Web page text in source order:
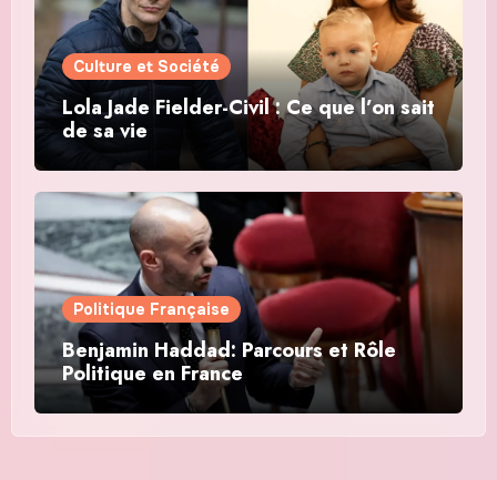
Culture et Société
Lola Jade Fielder-Civil : Ce que l’on sait
de sa vie
Politique Française
Benjamin Haddad: Parcours et Rôle
Politique en France